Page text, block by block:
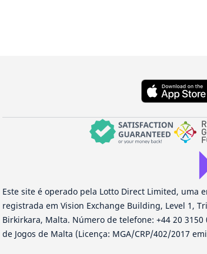
Este site é operado pela Lotto Direct Limited, uma
registrada em Vision Exchange Building, Level 1,
Birkirkara, Malta. Número de telefone: +44 20
de Jogos de Malta (Licença: MGA/CRP/402/2017